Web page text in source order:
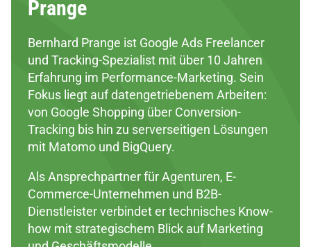
Prange
Bernhard Prange ist Google Ads Freelancer
und Tracking-Spezialist mit über 10 Jahren
Erfahrung im Performance-Marketing. Sein
Fokus liegt auf datengetriebenem Arbeiten:
von Google Shopping über Conversion-
Tracking bis hin zu serverseitigen Lösungen
mit Matomo und BigQuery.
Als Ansprechpartner für Agenturen, E-
Commerce-Unternehmen und B2B-
Dienstleister verbindet er technisches Know-
how mit strategischem Blick auf Marketing